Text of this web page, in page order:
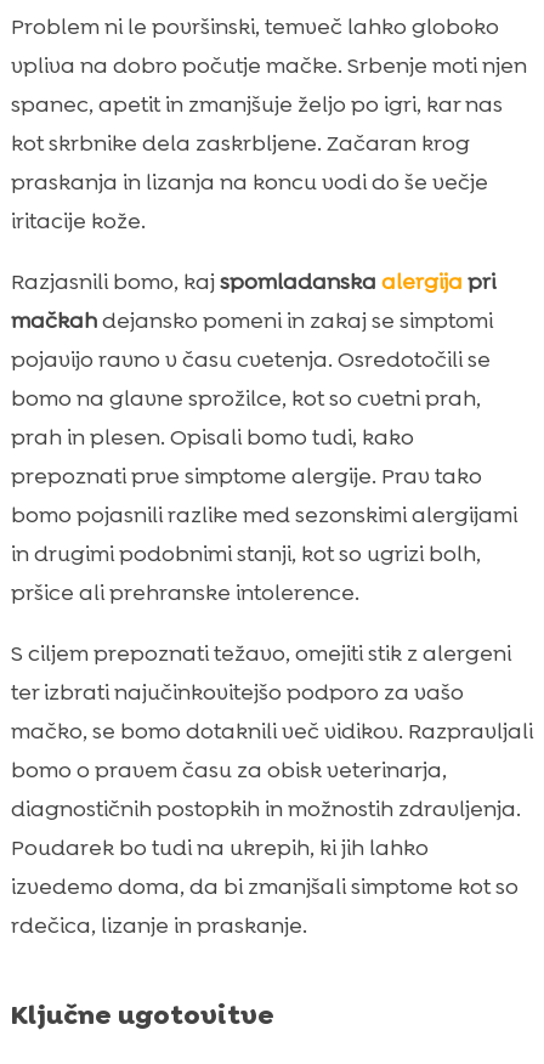

Kje se alergija najpogosteje pokaže na
Kako ločimo sezonsko alergijo od bolh,
pršic in prehranske intolerance
Kdaj moramo k veterinarju in kako poteka
diagnostika alergij
 Zdravljenje spomladanske alergije:

Naravna in domača podpora: kako lahko
zmanjšamo alergene v stanovanju

Prehrana in koža: kako izberemo hrano, ki
podpira mačko v alergijski sezoni

Nega dlake in kože v času cvetenja:
kopanje, krtačenje in higiena
Mačji pesek in alergije: zakaj je čisto
stranišče del rešitve
Zaključek
FAQ
Problem ni le površinski, temveč lahko globoko
vpliva na dobro počutje mačke. Srbenje moti njen
spanec, apetit in zmanjšuje željo po igri, kar nas
kot skrbnike dela zaskrbljene. Začaran krog
praskanja in lizanja na koncu vodi do še večje
iritacije kože.
Razjasnili bomo, kajspomladanska alergija pri
mačkahdejansko pomeni in zakaj se simptomi
pojavijo ravno v času cvetenja. Osredotočili se
bomo na glavne sprožilce, kot so cvetni prah,
prah in plesen. Opisali bomo tudi, kako
prepoznati prve simptome alergije. Prav tako
bomo pojasnili razlike med sezonskimi alergijami
in drugimi podobnimi stanji, kot so ugrizi bolh,
pršice ali prehranske intolerence.
S ciljem prepoznati težavo, omejiti stik z alergeni
ter izbrati najučinkovitejšo podporo za vašo
mačko, se bomo dotaknili več vidikov. Razpravljali
bomo o pravem času za obisk veterinarja,
diagnostičnih postopkih in možnostih zdravljenja.
Poudarek bo tudi na ukrepih, ki jih lahko
izvedemo doma, da bi zmanjšali simptome kot so
rdečica, lizanje in praskanje.
Ključne ugotovitve